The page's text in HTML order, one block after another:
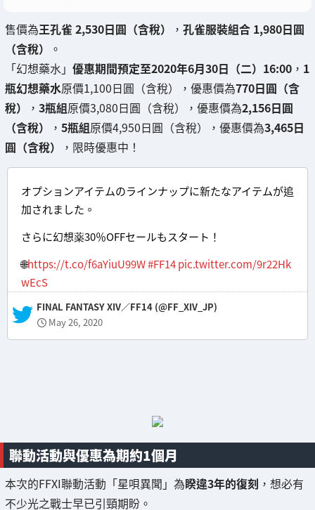
售價為王孔雀 2,530日圓（含稅） ， 孔雀服裝組合 1,980日圓
（含稅）
。
「幻想藥水」 優惠期間預定至2020年6月30日（二）16:00 ， 1
瓶幻想藥水原價1,100日圓（含稅），優惠價為770日圓（含
稅）
， 3瓶組原價3,080日圓（含稅），優惠價為2,156日圓
（含稅）
， 5瓶組原價4,950日圓（含稅），優惠價為3,465日
圓（含稅）
，限時優惠中！
オプションアイテムのラインナップに新たなアイテムが追
加されました。
さらに幻想薬30％OFFセールもスタート！
🌐https://t.co/f6aYiuU99W#FF14pic.twitter.com/9r22Hk
wEcS
— FINAL FANTASY XIV／FF14 (@FF_XIV_JP)
May 26, 2020
聯動活動與優惠為期約1個月
本次的FFXI聯動活動「星唄異聞」為睽違3年的復刻 ，想必有
不少光之戰士早已引頸期盼。